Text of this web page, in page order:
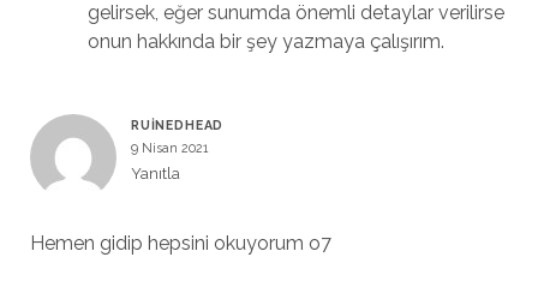
gelirsek, eğer sunumda önemli detaylar verilirse
onun hakkında bir şey yazmaya çalışırım.
RUINEDHEAD
9 Nisan 2021
Yanıtla
Hemen gidip hepsini okuyorum o7